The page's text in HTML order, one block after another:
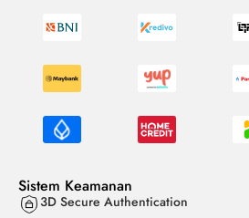
Sistem Keamanan
3D Secure Authentication